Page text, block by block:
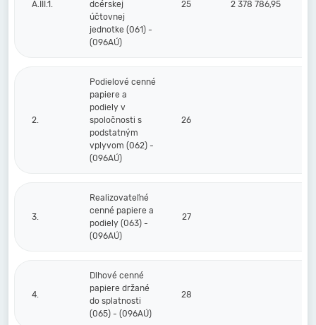
A.III.1.
dcérskej
účtovnej
jednotke (061) -
(096AÚ)
25 2 378 786,95
2.
Podielové cenné
papiere a
podiely v
spoločnosti s
podstatným
vplyvom (062) -
(096AÚ)
26
3.
Realizovateľné
cenné papiere a
podiely (063) -
(096AÚ)
27
4.
Dlhové cenné
papiere držané
do splatnosti
(065) - (096AÚ)
28